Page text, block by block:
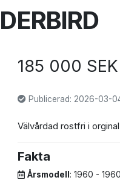
185 000 SEK
Publicerad: 2026-03-
Välvårdad rostfri i
Fakta
Årsmodell : 1960 - 1960